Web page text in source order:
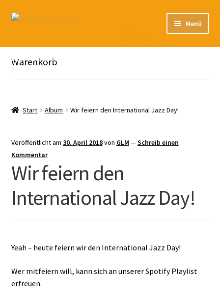
Hier sind unsere Neuigkeiten zu hören: Spotify
Zur
Zum
Menü
Unser Katalog
Warenkorb
Start Album Wir feiern den International Jazz Day!
Veröffentlicht am 30. April 2018von GLM —Schreib einen
Kommentar
Wir feiern den
International Jazz Day!
Yeah – heute feiern wir den International Jazz Day!
Wer mitfeiern will, kann sich an unserer Spotify Playlist
erfreuen.